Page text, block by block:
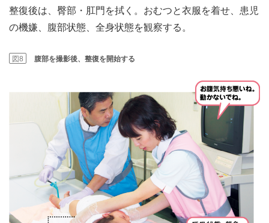
整復後は、臀部・肛門を拭く。おむつと衣服を着せ、患児
の機嫌、腹部状態、全身状態を観察する。
図8 腹部を撮影後、整復を開始する